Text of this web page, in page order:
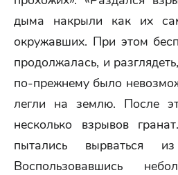
дыма накрыли как их
окружавших. При этом
продолжалась, и
по-прежнему было
легли на землю. После
несколько взрывов
пытались вырваться
Воспользовавшись